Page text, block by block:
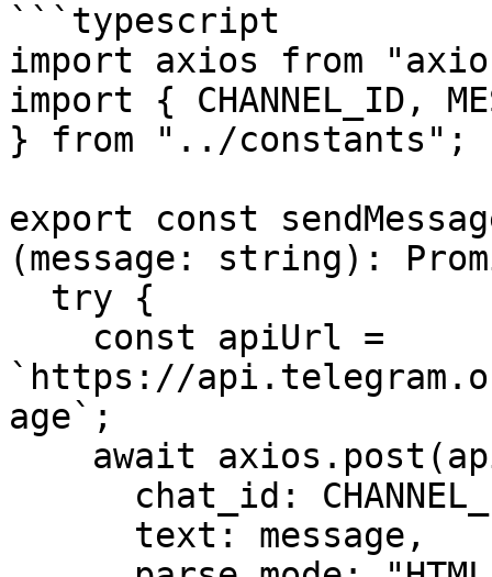
```typescript
import axios from
import { CHANNEL_ID,
} from "../constants";
export const
(message: string):
`https://
age`;